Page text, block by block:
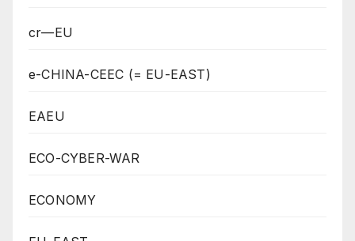
cr—EU
e-CHINA-CEEC (= EU-EAST)
EAEU
ECO-CYBER-WAR
ECONOMY